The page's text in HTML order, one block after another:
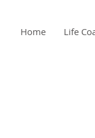
Home Life